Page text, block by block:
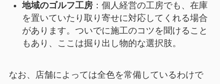
地域のゴルフ工房：個人経営の工房でも、在庫
を置いていたり取り寄せに対応してくれる場合
があります。ついでに施工のコツを聞けること
もあり、ここは掘り出し物的な選択肢。
なお、店舗によっては全色を常備しているわけで